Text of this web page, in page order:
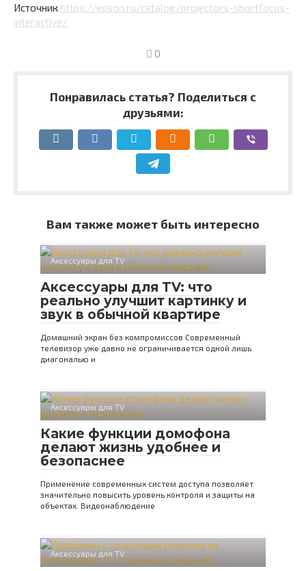
Источник https://epson.ru/catalog/projectors-shortfocus-
interactive/
0
Понравилась статья? Поделиться с
друзьями:
Вам также может быть интересно
Аксессуары для TV
Аксессуары для TV: что
реально улучшит картинку и
звук в обычной квартире
Домашний экран без компромиссов Современный
телевизор уже давно не ограничивается одной лишь
диагональю и
Аксессуары для TV
Какие функции домофона
делают жизнь удобнее и
безопаснее
Применение современных систем доступа позволяет
значительно повысить уровень контроля и защиты на
объектах. Видеонаблюдение
Аксессуары для TV